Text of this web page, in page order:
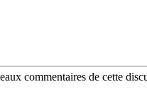
commentaires de cette